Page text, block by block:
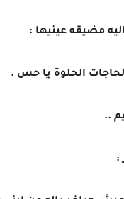
مضيقه عينيها :
الحلوة يا حس .
..
: